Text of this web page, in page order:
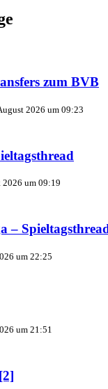
zum BVB
2026 um 09:23
2026 um 09:19
–
um 22:25
um 21:51